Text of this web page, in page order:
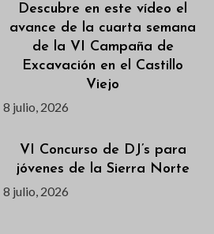
Descubre en este vídeo el
avance de la cuarta semana
de la VI Campaña de
Excavación en el Castillo
Viejo
8 julio, 2026
VI Concurso de DJ’s para
jóvenes de la Sierra Norte
8 julio, 2026